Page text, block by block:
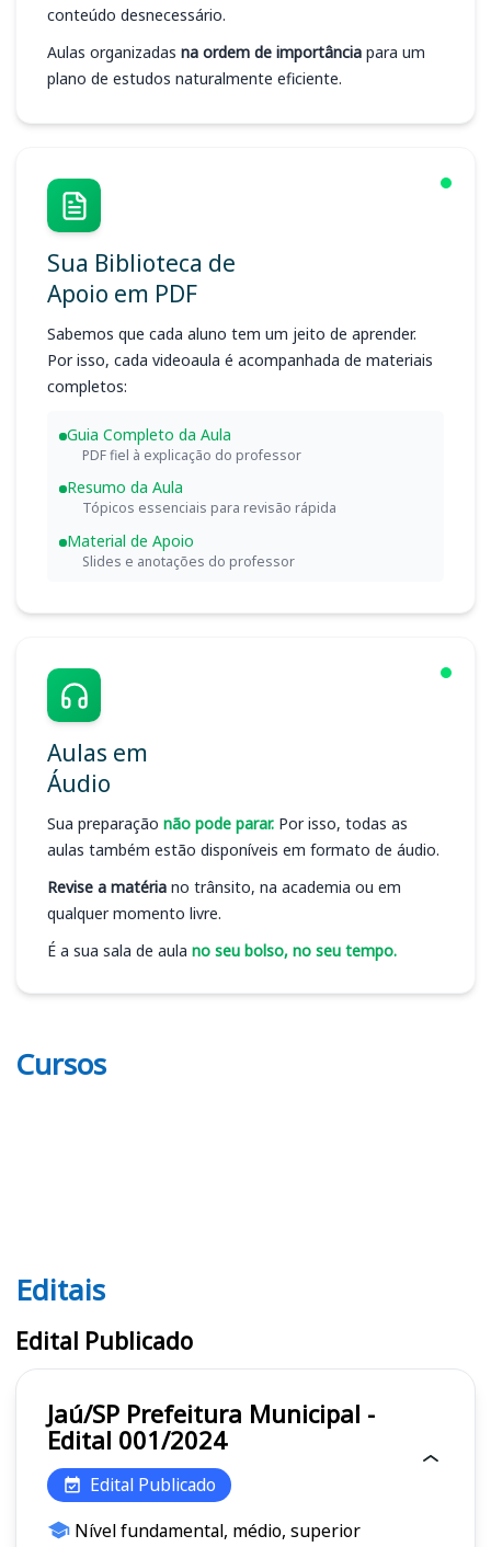
conteúdo desnecessário.
Aulas organizadas na ordem de importância para um
plano de estudos naturalmente eficiente.
Sua Biblioteca de
Apoio em PDF
Sabemos que cada aluno tem um jeito de aprender.
Por isso, cada videoaula é acompanhada de materiais
completos:
Guia Completo da Aula
PDF fiel à explicação do professor
Resumo da Aula
Tópicos essenciais para revisão rápida
Material de Apoio
Slides e anotações do professor
Aulas em
Áudio
Sua preparação não pode parar. Por isso, todas as
aulas também estão disponíveis em formato de áudio.
Revise a matéria no trânsito, na academia ou em
qualquer momento livre.
É a sua sala de aula no seu bolso, no seu tempo.
Cursos
Editais SP
Editais
Edital Publicado
Jaú/SP Prefeitura Municipal -
Edital 001/2024
Edital Publicado
Nível fundamental, médio, superior